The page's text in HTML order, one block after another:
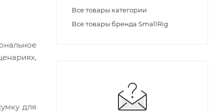
для
Все товары категории
Все товары бренда SmallRig